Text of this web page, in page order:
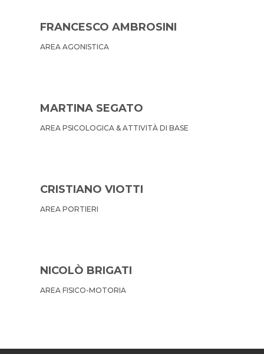
FRANCESCO AMBROSINI
AREA AGONISTICA
MARTINA SEGATO
AREA PSICOLOGICA & ATTIVITÀ DI BASE
CRISTIANO VIOTTI
AREA PORTIERI
NICOLÒ BRIGATI
AREA FISICO-MOTORIA